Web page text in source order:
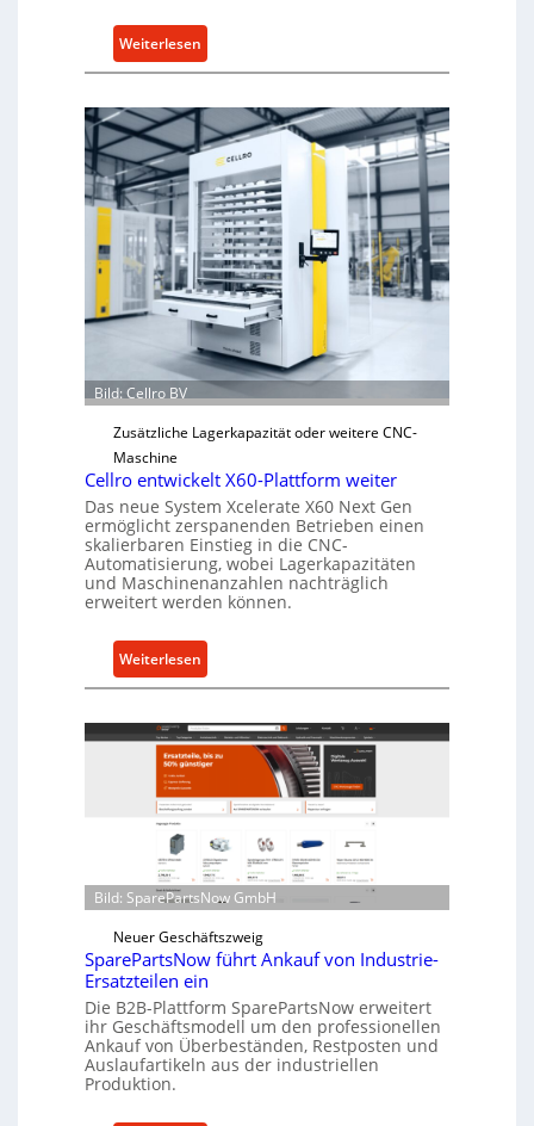
n
5
%
ü
b
e
r
V
o
r
j
a
h
r
Weiterlesen
M
c
h
n
i
c
h
e
Ü
r
a
s
t
s
c
u
z
f
ü
r
i
i
r
k
t
e
A
n
t
i
Bild: Cellro BV
Zusätzliche Lagerkapazität oder weitere CNC-
Maschine
Cellro entwickelt X60-Plattform weiter
Das neue System Xcelerate X60 Next Gen
ermöglicht zerspanenden Betrieben einen
skalierbaren Einstieg in die CNC-
Automatisierung, wobei Lagerkapazitäten
und Maschinenanzahlen nachträglich
erweitert werden können.
Weiterlesen
C
l
l
n
t
w
i
c
k
e
l
t
Bild: SparePartsNow GmbH
Neuer Geschäftszweig
SparePartsNow führt Ankauf von Industrie-
Ersatzteilen ein
Die B2B-Plattform SparePartsNow erweitert
ihr Geschäftsmodell um den professionellen
Ankauf von Überbeständen, Restposten und
Auslaufartikeln aus der industriellen
Produktion.